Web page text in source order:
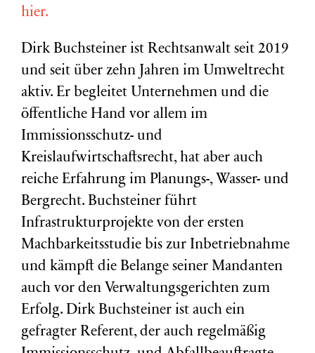
hier.
Dirk Buchsteiner ist Rechtsanwalt seit 2019
und seit über zehn Jahren im Umweltrecht
aktiv. Er begleitet Unternehmen und die
öffentliche Hand vor allem im
Immissionsschutz- und
Kreislaufwirtschaftsrecht, hat aber auch
reiche Erfahrung im Planungs-, Wasser- und
Bergrecht. Buchsteiner führt
Infrastrukturprojekte von der ersten
Machbarkeitsstudie bis zur Inbetriebnahme
und kämpft die Belange seiner Mandanten
auch vor den Verwaltungsgerichten zum
Erfolg. Dirk Buchsteiner ist auch ein
gefragter Referent, der auch regelmäßig